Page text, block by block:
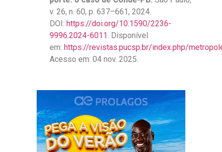
v. 26, n. 60, p. 637–661, 2024.
DOI: https://doi.org/10.1590/2236-
9996.2024-6011. Disponível
em: https://revistas.pucsp.br/index.php/
Acesso em: 04 nov. 2025.